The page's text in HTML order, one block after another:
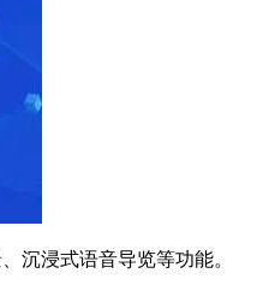
浸式语音导览等功能。